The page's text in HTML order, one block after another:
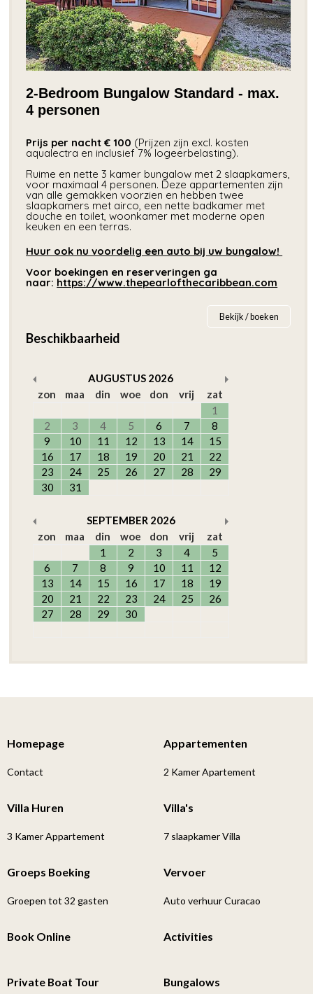
2-Bedroom Bungalow Standard - max.
4 personen
Prijs per nacht € 100 (Prijzen zijn excl. kosten
aqualectra en inclusief 7% logeerbelasting).
Ruime en nette 3 kamer bungalow met 2 slaapkamers,
voor maximaal 4 personen. Deze appartementen zijn
van alle gemakken voorzien en hebben twee
slaapkamers met airco, een nette badkamer met
douche en toilet, woonkamer met moderne open
keuken en een terras.
Huur ook nu voordelig een auto bij uw bungalow!
Voor boekingen en reserveringen ga
naar: https://www.thepearlofthecaribbean.com
Bekijk / boeken
Beschikbaarheid
AUGUSTUS 2026
zon
maa din woe don vrij
zat
1
2
3 4 5 6 7
8
9
10 11 12 13 14
15
16
17 18 19 20 21
22
23
24 25 26 27 28
29
30
31
SEPTEMBER 2026
zon
maa din woe don vrij
zat
1
2 3 4
5
6
7 8 9 10 11
12
13
14 15 16 17 18
19
20
21 22 23 24 25
26
27
28 29 30
Homepage
Contact
Appartementen
2 Kamer Apartement
Villa Huren
3 Kamer Appartement
Villa's
7 slaapkamer Villa
Groeps Boeking
Groepen tot 32 gasten
Vervoer
Auto verhuur Curacao
Book Online Activities
Private Boat Tour Bungalows